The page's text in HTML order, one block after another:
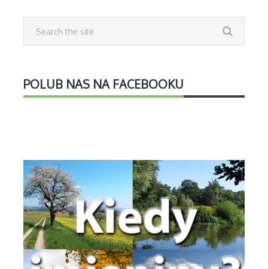
POLUB NAS NA FACEBOOKU